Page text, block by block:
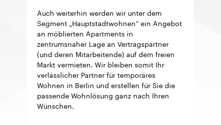
Auch weiterhin werden wir unter dem
Segment „Hauptstadtwohnen“ ein Angebot
an möblierten Apartments in
zentrumsnaher Lage an Vertragspartner
(und deren Mitarbeitende) auf dem freien
Markt vermieten. Wir bleiben somit Ihr
verlässlicher Partner für temporäres
Wohnen in Berlin und erstellen für Sie die
passende Wohnlösung ganz nach Ihren
Wünschen.